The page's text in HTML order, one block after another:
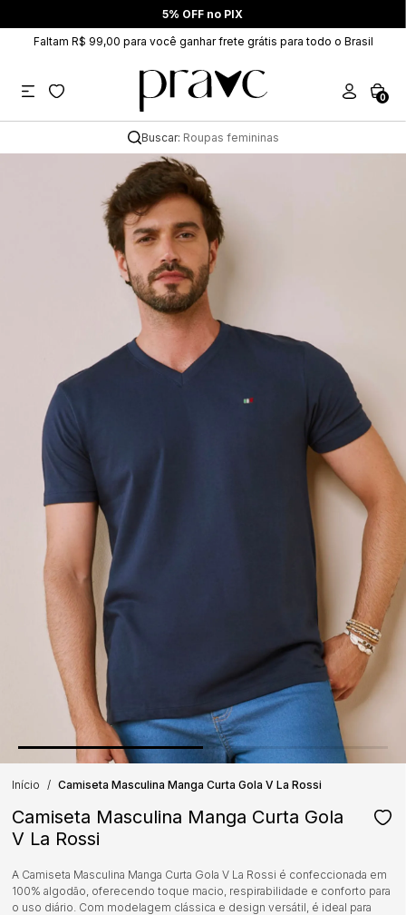
5% OFF no PIX
Faltam R$ 99,00 para você ganhar frete grátis para todo o Brasil
0
Buscar: Roupas femininas
Início Camiseta Masculina Manga Curta Gola V La Rossi
Camiseta Masculina Manga Curta Gola
V La Rossi
A Camiseta Masculina Manga Curta Gola V La Rossi é confeccionada em
100% algodão, oferecendo toque macio, respirabilidade e conforto para
o uso diário. Com modelagem clássica e design versátil, é ideal para